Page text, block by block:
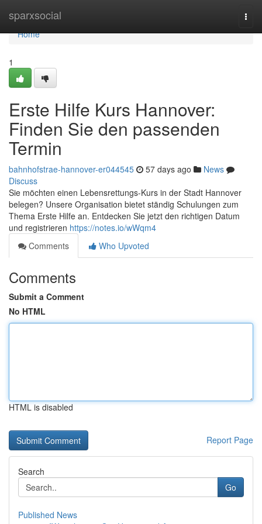
sparxsocial
Home
Home
1
Erste Hilfe Kurs Hannover:
Finden Sie den passenden
Termin
bahnhofstrae-hannover-er044545 57 days ago
News
Discuss
Sie möchten einen Lebensrettungs-Kurs in der Stadt Hannover
belegen? Unsere Organisation bietet ständig Schulungen zum
Thema Erste Hilfe an. Entdecken Sie jetzt den richtigen Datum
und registrieren https://notes.io/wWqm4
Comments
Who Upvoted
Comments
Submit a Comment
No HTML
HTML is disabled
Report Page
Search
Go
Published News